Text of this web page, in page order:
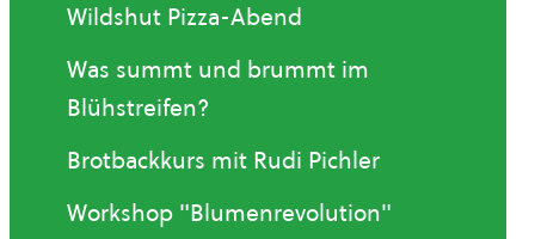
Wildshut Pizza-Abend
Was summt und brummt im
Blühstreifen?
Brotbackkurs mit Rudi Pichler
Workshop "Blumenrevolution"